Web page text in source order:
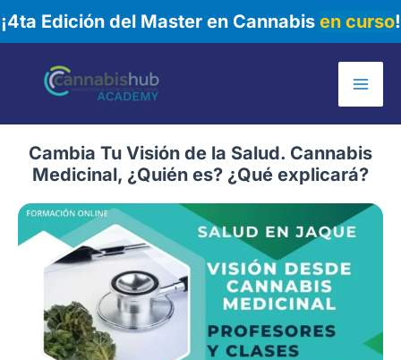
¡4ta Edición del Master en Cannabis en curso!
Cambia Tu Visión de la Salud. Cannabis
Medicinal, ¿Quién es? ¿Qué explicará?